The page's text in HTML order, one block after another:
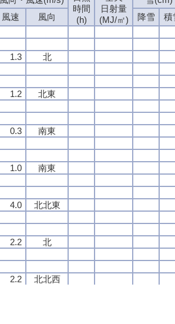
時間
(h)
日射量
(MJ/㎡)
風速 風向 降雪
積
1.3 北
1.2 北東
0.3 南東
1.0 南東
4.0 北北東
2.2 北
2.2 北北西
時間
(h)
日射量
(MJ/㎡)
風速 風向 降雪
積
1.3 北
1.2 北東
0.3 南東
1.0 南東
4.0 北北東
2.2 北
2.2 北北西
時間
(h)
日射量
(MJ/㎡)
風速 風向 降雪
積
1.3 北
1.2 北東
0.3 南東
1.0 南東
4.0 北北東
2.2 北
2.2 北北西
時間
(h)
日射量
(MJ/㎡)
風速 風向 降雪
積
1.3 北
1.2 北東
0.3 南東
1.0 南東
4.0 北北東
2.2 北
2.2 北北西